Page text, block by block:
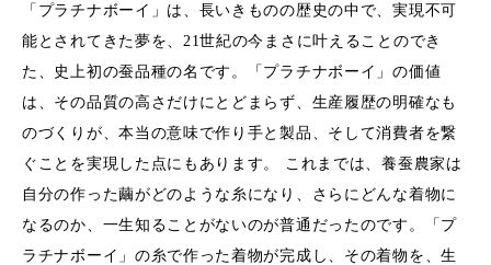
「プラチナボーイ」は、長いきものの歴史の中で、実現不可
能とされてきた夢を、21世紀の今まさに叶えることのでき
た、史上初の蚕品種の名です。「プラチナボーイ」の価値
は、その品質の高さだけにとどまらず、生産履歴の明確なも
のづくりが、本当の意味で作り手と製品、そして消費者を繋
ぐことを実現した点にもあります。 これまでは、養蚕農家は
自分の作った繭がどのような糸になり、さらにどんな着物に
なるのか、一生知ることがないのが普通だったのです。「プ
ラチナボーイ」の糸で作った着物が完成し、その着物を、生